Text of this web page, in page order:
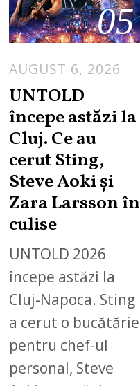
05
AUGUST 6, 2026
UNTOLD
începe astăzi la
Cluj. Ce au
cerut Sting,
Steve Aoki și
Zara Larsson în
culise
UNTOLD 2026
începe astăzi la
Cluj-Napoca. Sting
a cerut o bucătărie
pentru chef-ul
personal, Steve